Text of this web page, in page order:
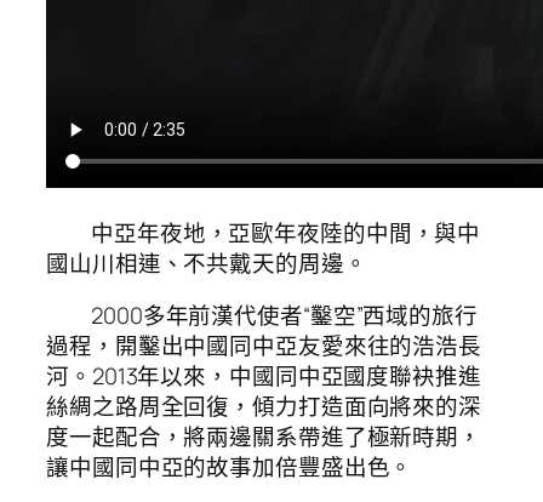
中亞年夜地，亞歐年夜陸的中間，與中
國山川相連、不共戴天的周邊。
2000多年前漢代使者“鑿空”西域的旅行
過程，開鑿出中國同中亞友愛來往的浩浩長
河。2013年以來，中國同中亞國度聯袂推進
絲綢之路周全回復，傾力打造面向將來的深
度一起配合，將兩邊關系帶進了極新時期，
讓中國同中亞的故事加倍豐盛出色。